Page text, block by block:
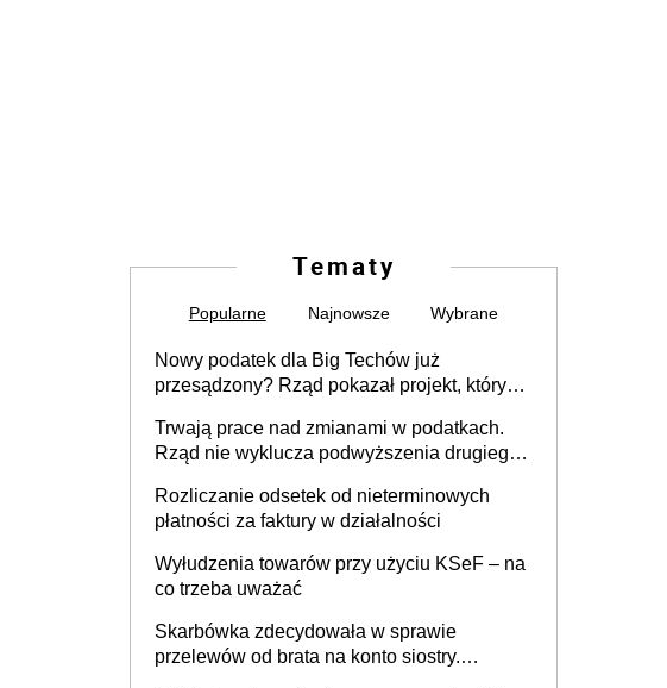
Tematy
Popularne Najnowsze Wybrane
Nowy podatek dla Big Techów już
przesądzony? Rząd pokazał projekt, który
Trwają prace nad zmianami w podatkach.
Rząd nie wyklucza podwyższenia drugiego
Rozliczanie odsetek od nieterminowych
płatności za faktury w działalności
Wyłudzenia towarów przy użyciu KSeF – na
co trzeba uważać
Skarbówka zdecydowała w sprawie
przelewów od brata na konto siostry.